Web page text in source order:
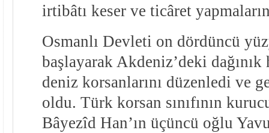
irtibâtı keser ve ticâret
Osmanlı Devleti on dördüncü
başlayarak Akdeniz’deki
deniz korsanlarını düzenledi ve
oldu. Türk korsan sınıfının
Bâyezîd Han’ın üçüncü oğlu